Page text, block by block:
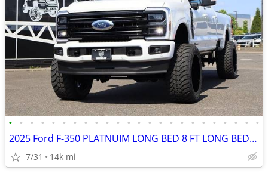
• • • • • • • • • • • • • • • • • • • • • • • •
2025 Ford F-350 PLATNUIM LONG BED 8 FT LONG BED LIFTED DIESEL 4X4 L
7/31 14k mi